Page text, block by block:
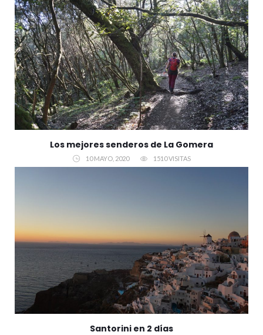
Los mejores senderos de La Gomera
10 MAYO, 2020 1510 VISITAS
Santorini en 2 días